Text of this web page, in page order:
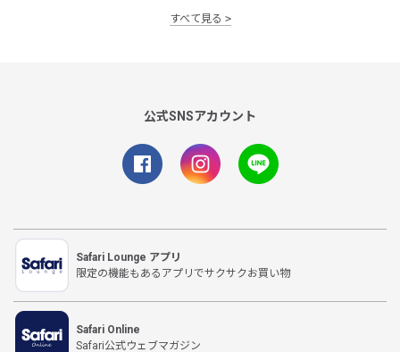
すべて見る
公式SNSアカウント
Safari Lounge アプリ
限定の機能もあるアプリでサクサクお買い物
Safari Online
Safari公式ウェブマガジン